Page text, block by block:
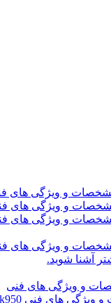
آشنا شوید.